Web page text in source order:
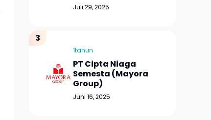
Juli 29, 2025
1tahun
PT Cipta Niaga
Semesta (Mayora
Group)
Juni 16, 2025